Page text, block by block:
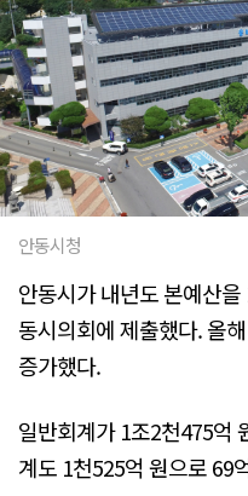
안동시청
안동시가 내년도 본예산
동시의회에 제출했다. 올
증가했다.
일반회계가 1조2천475억
계도 1천525억 원으로 69